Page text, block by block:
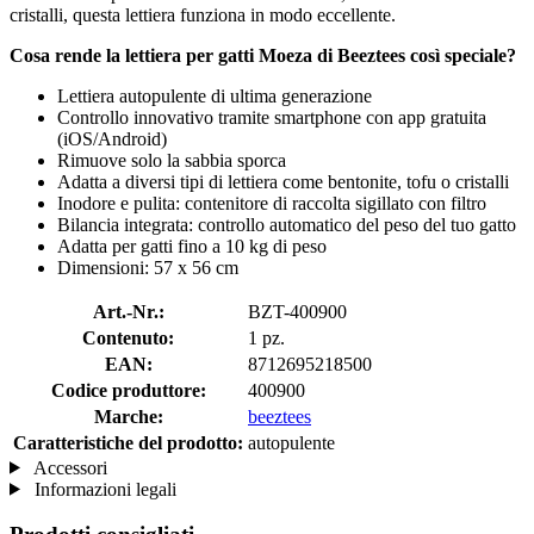
cristalli, questa lettiera funziona in modo eccellente.
Cosa rende la lettiera per gatti Moeza di Beeztees così speciale?
Lettiera autopulente di ultima generazione
Controllo innovativo tramite smartphone con app gratuita
(iOS/Android)
Rimuove solo la sabbia sporca
Adatta a diversi tipi di lettiera come bentonite, tofu o cristalli
Inodore e pulita: contenitore di raccolta sigillato con filtro
Bilancia integrata: controllo automatico del peso del tuo gatto
Adatta per gatti fino a 10 kg di peso
Dimensioni: 57 x 56 cm
Art.-Nr.:
BZT-400900
Contenuto:
1 pz.
EAN:
8712695218500
Codice produttore:
400900
Marche:
beeztees
Caratteristiche del prodotto: autopulente
Accessori
Informazioni legali